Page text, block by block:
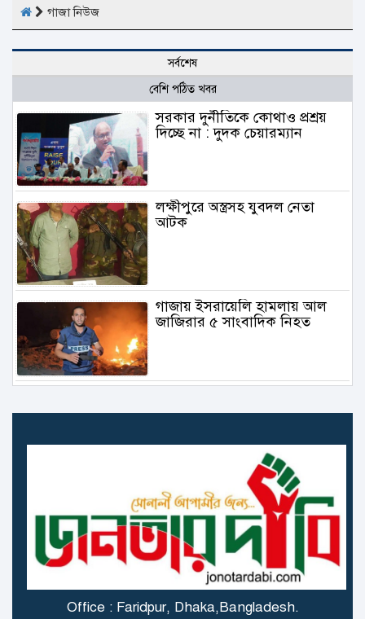
গাজা নিউজ
সর্বশেষ
বেশি পঠিত খবর
সরকার দুর্নীতিকে কোথাও প্রশ্রয়
দিচ্ছে না : দুদক চেয়ারম্যান
লক্ষীপুরে অস্ত্রসহ যুবদল নেতা
আটক
গাজায় ইসরায়েলি হামলায় আল
জাজিরার ৫ সাংবাদিক নিহত
গাজায় বিমান থেকে ফেলা ত্রাণ
মাথায় পড়ে প্রাণ গেল বালকের
স্ত্রী বিষ খাওয়ার পর বোতলের
অবশিষ্ট বিষ খেলেন স্বামীও!
Office : Faridpur, Dhaka,Bangladesh.